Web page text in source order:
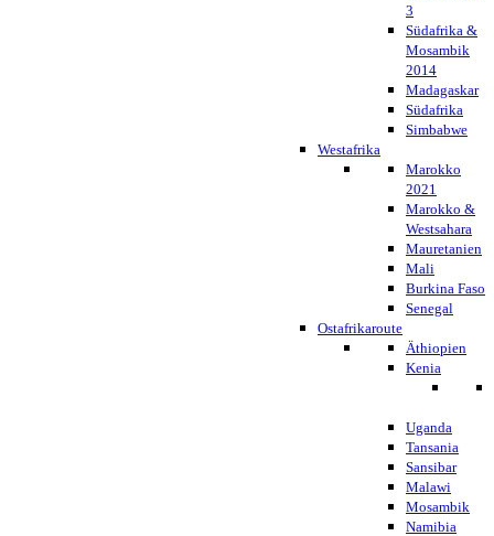
3
Südafrika &
Mosambik
2014
Madagaskar
Südafrika
Simbabwe
Westafrika
Marokko
2021
Marokko &
Westsahara
Mauretanien
Mali
Burkina Faso
Senegal
Ostafrikaroute
Äthiopien
Kenia
Uganda
Tansania
Sansibar
Malawi
Mosambik
Namibia